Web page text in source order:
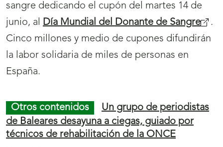
sangre dedicando el cupón del martes 14 de
junio, al Día Mundial del Donante de Sangre
.
Cinco millones y medio de cupones difundirán
la labor solidaria de miles de personas en
España.
Otros contenidos
Un grupo de periodistas
de Baleares desayuna a ciegas, guiado por
técnicos de rehabilitación de la ONCE